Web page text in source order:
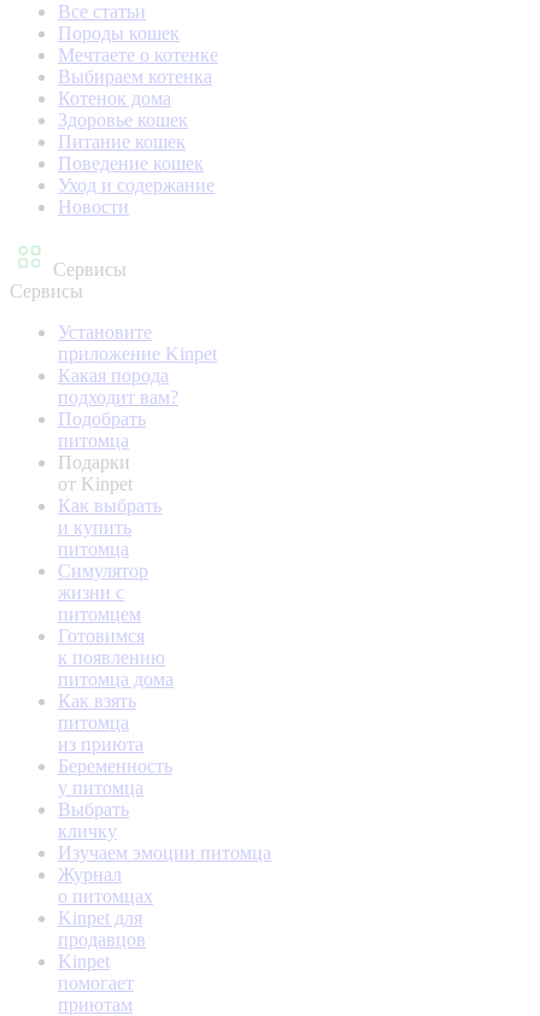
Все статьи
Породы кошек
Мечтаете о котенке
Выбираем котенка
Котенок дома
Здоровье кошек
Питание кошек
Поведение кошек
Уход и содержание
Новости
Сервисы
Сервисы
Установите
приложение Kinpet
Какая порода
подходит вам?
Подобрать
питомца
Подарки
от Kinpet
Как выбрать
и купить
питомца
Симулятор
жизни с
питомцем
Готовимся
к появлению
питомца дома
Как взять
питомца
из приюта
Беременность
у питомца
Выбрать
кличку
Изучаем эмоции питомца
Журнал
о питомцах
Kinpet для
продавцов
Kinpet
помогает
приютам